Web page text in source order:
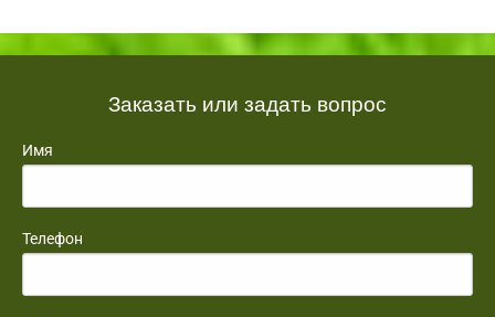
Заказать или задать вопрос
Имя
Телефон